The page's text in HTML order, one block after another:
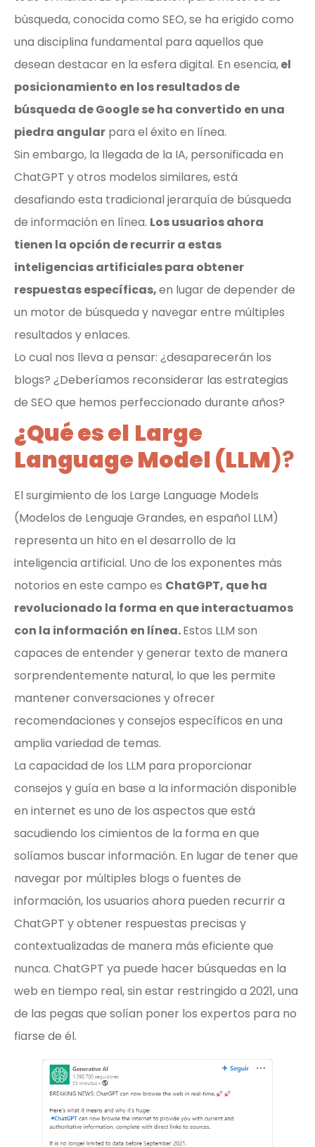
búsqueda, conocida como SEO, se ha erigido como
una disciplina fundamental para aquellos que
desean destacar en la esfera digital. En esencia,el
posicionamiento en los resultados de
búsqueda de Google se ha convertido en una
piedra angular para el éxito en línea.
Sin embargo, la llegada de la IA, personificada en
ChatGPT y otros modelos similares, está
desafiando esta tradicional jerarquía de búsqueda
de información en línea. Los usuarios ahora
tienen la opción de recurrir a estas
inteligencias artificiales para obtener
respuestas específicas,en lugar de depender de
un motor de búsqueda y navegar entre múltiples
resultados y enlaces.
Lo cual nos lleva a pensar: ¿desaparecerán los
blogs? ¿Deberíamos reconsiderar las estrategias
de SEO que hemos perfeccionado durante años?
¿Qué es el Large
Language Model (LLM)?
El surgimiento de los Large Language Models
(Modelos de Lenguaje Grandes, en español LLM)
representa un hito en el desarrollo de la
inteligencia artificial. Uno de los exponentes más
notorios en este campo es ChatGPT, que ha
revolucionado la forma en que interactuamos
con la información en línea.Estos LLM son
capaces de entender y generar texto de manera
sorprendentemente natural, lo que les permite
mantener conversaciones y ofrecer
recomendaciones y consejos específicos en una
amplia variedad de temas.
La capacidad de los LLM para proporcionar
consejos y guía en base a la información disponible
en internet es uno de los aspectos que está
sacudiendo los cimientos de la forma en que
solíamos buscar información. En lugar de tener que
navegar por múltiples blogs o fuentes de
información, los usuarios ahora pueden recurrir a
ChatGPT y obtener respuestas precisas y
contextualizadas de manera más eficiente que
nunca. ChatGPT ya puede hacer búsquedas en la
web en tiempo real, sin estar restringido a 2021, una
de las pegas que solían poner los expertos para no
fiarse de él.